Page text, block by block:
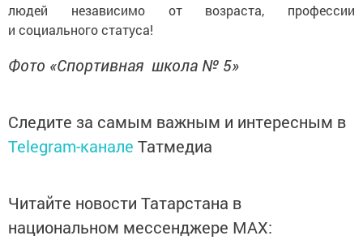
людей независимо от возраста, профессии
и социального статуса!
Фото «Спортивная школа № 5»
Следите за самым важным и интересным в
Telegram-канале Татмедиа
Читайте новости Татарстана в
национальном мессенджере MАХ: